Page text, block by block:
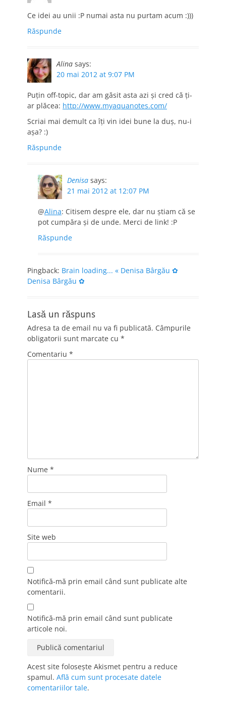
Ce idei au unii :P numai asta nu purtam acum :)))
Răspunde
Alina says:
20 mai 2012 at 9:07 PM
Puțin off-topic, dar am găsit asta azi și cred că ți-
ar plăcea: http://www.myaquanotes.com/
Scriai mai demult ca îți vin idei bune la duș, nu-i
așa? :)
Răspunde
Denisa says:
21 mai 2012 at 12:07 PM
@Alina: Citisem despre ele, dar nu ştiam că se
pot cumpăra şi de unde. Merci de link! :P
Răspunde
Pingback: Brain loading... « Denisa Bârgău ✿
Denisa Bârgău ✿
Lasă un răspuns
Adresa ta de email nu va fi publicată. Câmpurile
obligatorii sunt marcate cu *
Comentariu *
Nume *
Email *
Site web
Notifică-mă prin email când sunt publicate alte
comentarii.
Notifică-mă prin email când sunt publicate
articole noi.
Acest site folosește Akismet pentru a reduce
spamul. Află cum sunt procesate datele
comentariilor tale.